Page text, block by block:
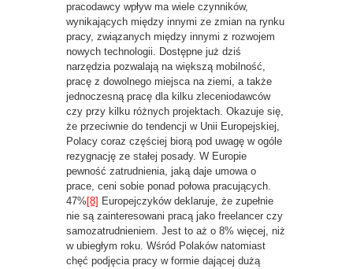
pracodawcy wpływ ma wiele czynników,
wynikających między innymi ze zmian na rynku
pracy, związanych między innymi z rozwojem
nowych technologii. Dostępne już dziś
narzędzia pozwalają na większą mobilność,
pracę z dowolnego miejsca na ziemi, a także
jednoczesną pracę dla kilku zleceniodawców
czy przy kilku różnych projektach. Okazuje się,
że przeciwnie do tendencji w Unii Europejskiej,
Polacy coraz częściej biorą pod uwagę w ogóle
rezygnację ze stałej posady. W Europie
pewność zatrudnienia, jaką daje umowa o
prace, ceni sobie ponad połowa pracujących.
47% [8] Europejczyków deklaruje, że zupełnie
nie są zainteresowani pracą jako freelancer czy
samozatrudnieniem. Jest to aż o 8% więcej, niż
w ubiegłym roku. Wśród Polaków natomiast
chęć podjęcia pracy w formie dającej dużą